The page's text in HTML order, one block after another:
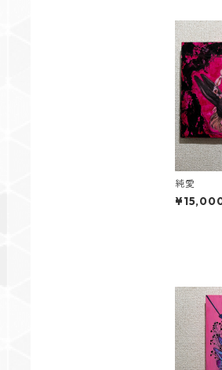
純愛